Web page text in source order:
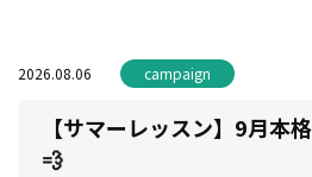
2026.08.06 campaign
【サマーレッスン】9月本
💨